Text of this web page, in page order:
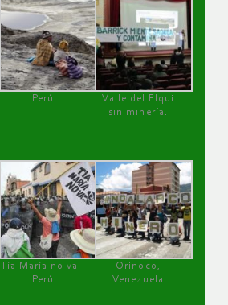
Perú
Valle del Elqui
sin minería.
Tía María no va !
Perú
Orinoco,
Venezuela